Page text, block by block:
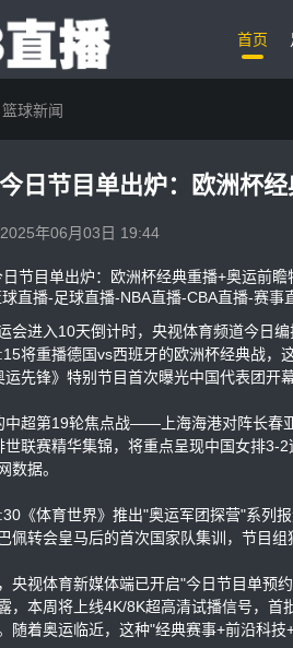
首页
篮球新闻
日节目单出炉：欧洲杯
2025年06月03日 19:44
直播-足球直播-NBA直播-CBA直播-赛事
会进入10天倒计时，央视体育频道今日
将重播德国vs西班牙的欧洲杯经典战，
运先锋》特别节目首次曝光中国代表团开
中超第19轮焦点战——上海海港对阵长春
世联赛精华集锦，将重点呈现中国女排3-
数据。
《体育世界》推出"奥运军团探营"系列
佩转会皇马后的首次国家队集训，节目
央视体育新媒体端已开启"今日节目单预
，本周将上线4K/8K超高清试播信号，
随着奥运临近，这种"经典赛事+前沿科